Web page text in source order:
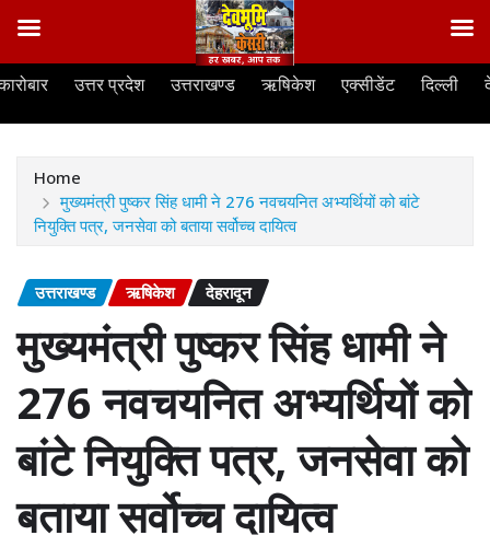
Skip
उत्तर प्रदेश उत्तराखण्ड ऋषिकेश एक्सीडेंट दिल्ली
Home
मुख्यमंत्री पुष्कर सिंह धामी ने 276 नवचयनित अभ्यर्थियों को बांटे
नियुक्ति पत्र, जनसेवा को बताया सर्वोच्च दायित्व
उत्तराखण्ड ऋषिकेश देहरादून
मुख्यमंत्री पुष्कर सिंह धामी ने
276 नवचयनित अभ्यर्थियों को
बांटे नियुक्ति पत्र, जनसेवा को
बताया सर्वोच्च दायित्व